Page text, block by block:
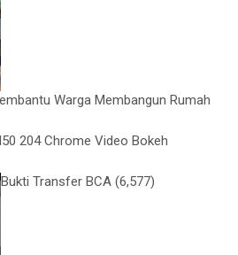
Warga Membangun Rumah
204 Chrome Video Bokeh
Bukti Transfer BCA (6,577)